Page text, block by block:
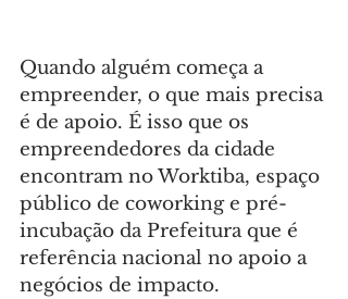
Quando alguém começa a
empreender, o que mais precisa
é de apoio. É isso que os
empreendedores da cidade
encontram no Worktiba, espaço
público de coworking e pré-
incubação da Prefeitura que é
referência nacional no apoio a
negócios de impacto.